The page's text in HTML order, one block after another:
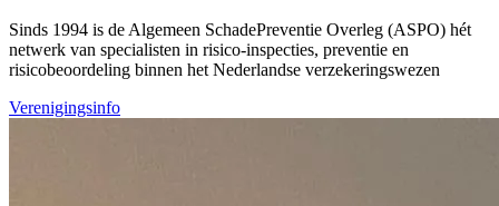
Sinds 1994 is de Algemeen SchadePreventie Overleg (ASPO) hét
netwerk van specialisten in risico-inspecties, preventie en
risicobeoordeling binnen het Nederlandse verzekeringswezen
Verenigingsinfo